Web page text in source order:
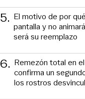
5. El motivo de por
pantalla y no
será su reemplazo
6. Remezón total en
confirma un
los rostros